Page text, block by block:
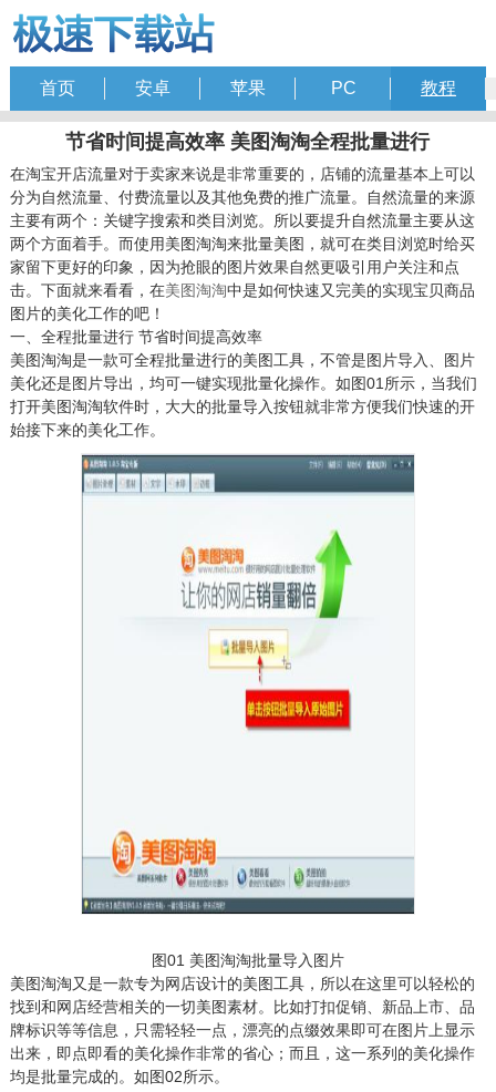
首页 安卓 苹果 PC 教程
节省时间提高效率 美图淘淘全程批量进行
在淘宝开店流量对于卖家来说是非常重要的，店铺的流量基本上可以
分为自然流量、付费流量以及其他免费的推广流量。自然流量的来源
主要有两个：关键字搜索和类目浏览。所以要提升自然流量主要从这
两个方面着手。而使用美图淘淘来批量美图，就可在类目浏览时给买
家留下更好的印象，因为抢眼的图片效果自然更吸引用户关注和点
击。下面就来看看，在美图淘淘中是如何快速又完美的实现宝贝商品
图片的美化工作的吧！
一、全程批量进行 节省时间提高效率
美图淘淘是一款可全程批量进行的美图工具，不管是图片导入、图片
美化还是图片导出，均可一键实现批量化操作。如图01所示，当我们
打开美图淘淘软件时，大大的批量导入按钮就非常方便我们快速的开
始接下来的美化工作。
图01 美图淘淘批量导入图片
美图淘淘又是一款专为网店设计的美图工具，所以在这里可以轻松的
找到和网店经营相关的一切美图素材。比如打扣促销、新品上市、品
牌标识等等信息，只需轻轻一点，漂亮的点缀效果即可在图片上显示
出来，即点即看的美化操作非常的省心；而且，这一系列的美化操作
均是批量完成的。如图02所示。